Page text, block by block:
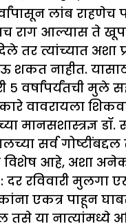
लांब
राग आल्यास ते
त्यांच्यात अशा
शकत नाहीत.
५ वर्षांपर्यंतची
वावरायला
मानसशास्त्रज्ञ
सर्व
आहे, अशा अनेक
दर रविवारी मुलगा
एकत्र पाहून
या नात्यांमध्ये